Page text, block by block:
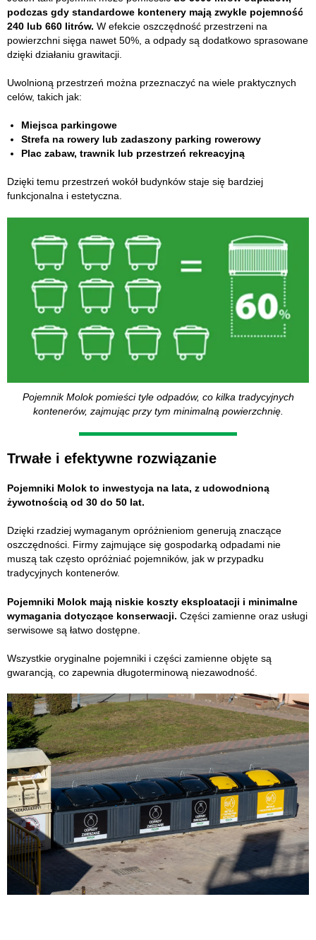
podczas gdy standardowe kontenery mają zwykle pojemność
240 lub 660 litrów.W efekcie oszczędność przestrzeni na
powierzchni sięga nawet 50%, a odpady są dodatkowo sprasowane
dzięki działaniu grawitacji.
Uwolnioną przestrzeń można przeznaczyć na wiele praktycznych
celów, takich jak:
Miejsca parkingowe
Strefa na rowery lub zadaszony parking rowerowy
Plac zabaw, trawnik lub przestrzeń rekreacyjną
Dzięki temu przestrzeń wokół budynków staje się bardziej
funkcjonalna i estetyczna.
Pojemnik Molok pomieści tyle odpadów, co kilka tradycyjnych
kontenerów, zajmując przy tym minimalną powierzchnię.
Trwałe i efektywne rozwiązanie
Pojemniki Molok to inwestycja na lata, z udowodnioną
żywotnością od 30 do 50 lat.
Dzięki rzadziej wymaganym opróżnieniom generują znaczące
oszczędności. Firmy zajmujące się gospodarką odpadami nie
muszą tak często opróżniać pojemników, jak w przypadku
tradycyjnych kontenerów.
Pojemniki Molok mają niskie koszty eksploatacji i minimalne
wymagania dotyczące konserwacji. Części zamienne oraz usługi
serwisowe są łatwo dostępne.
Wszystkie oryginalne pojemniki i części zamienne objęte są
gwarancją, co zapewnia długoterminową niezawodność.